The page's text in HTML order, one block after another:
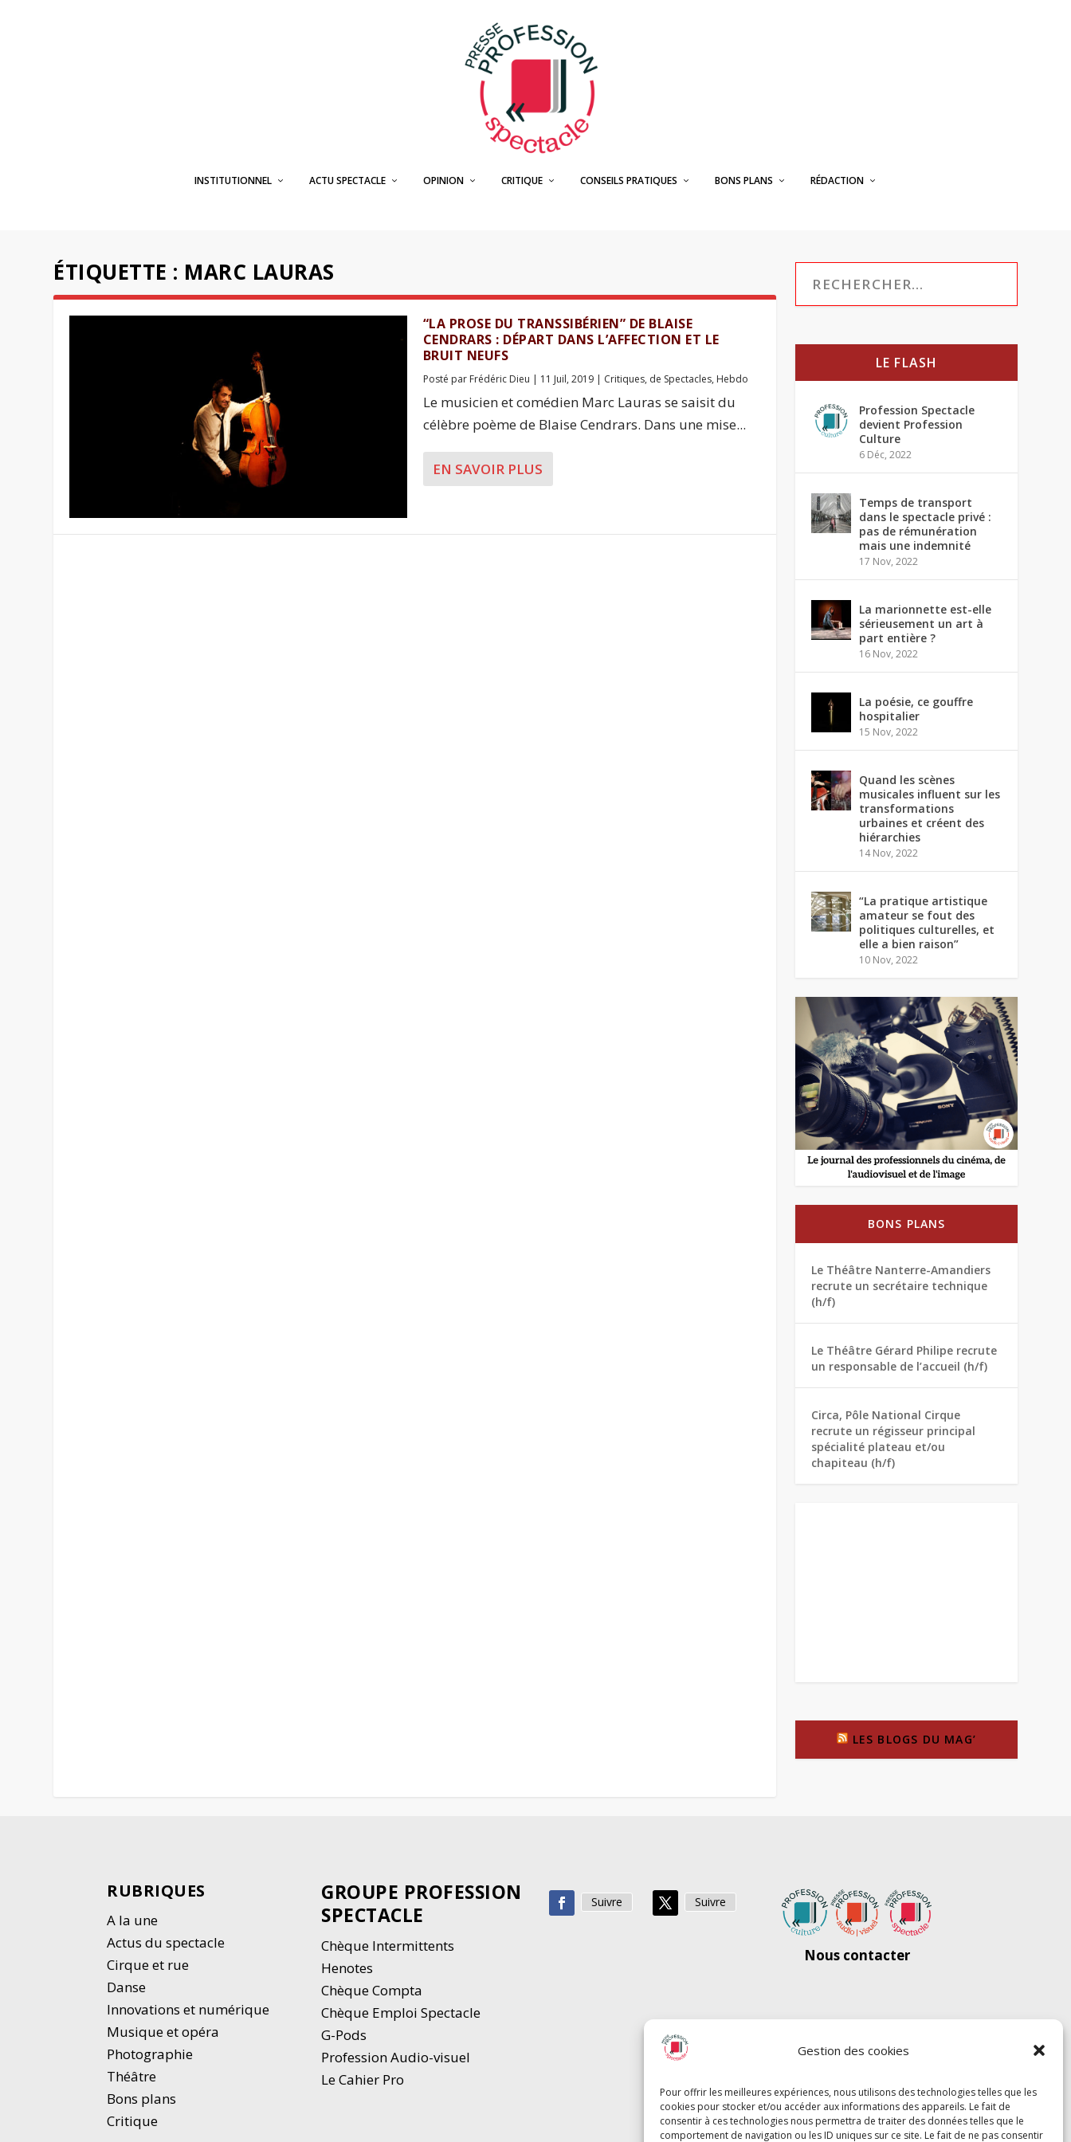
Gestion des cookies
Pour offrir les meilleures expériences, nous utilisons des technologies telles que les
cookies pour stocker et/ou accéder aux informations des appareils. Le fait de
consentir à ces technologies nous permettra de traiter des données telles que le
comportement de navigation ou les ID uniques sur ce site. Le fait de ne pas consentir
INSTITUTIONNEL ACTU SPECTACLE OPINION CRITIQUE CONSEILS PRATIQUES BONS PLANS RÉDACTION
ÉTIQUETTE : MARC LAURAS
“LA PROSE DU TRANSSIBÉRIEN” DE BLAISE
CENDRARS : DÉPART DANS L’AFFECTION ET LE
BRUIT NEUFS
Posté par Frédéric Dieu | 11 Juil, 2019| Critiques, de Spectacles, Hebdo
Le musicien et comédien Marc Lauras se saisit du
célèbre poème de Blaise Cendrars. Dans une mise...
EN SAVOIR PLUS
LE FLASH
Profession Spectacle
devient Profession
Culture
6 Déc, 2022
Temps de transport
dans le spectacle privé :
pas de rémunération
mais une indemnité
17 Nov, 2022
La marionnette est-elle
sérieusement un art à
part entière ?
16 Nov, 2022
La poésie, ce gouffre
hospitalier
15 Nov, 2022
Quand les scènes
musicales influent sur les
transformations
urbaines et créent des
hiérarchies
14 Nov, 2022
“La pratique artistique
amateur se fout des
politiques culturelles, et
elle a bien raison”
10 Nov, 2022
BONS PLANS
Le Théâtre Nanterre-Amandiers
recrute un secrétaire technique
(h/f)
Le Théâtre Gérard Philipe recrute
un responsable de l’accueil (h/f)
Circa, Pôle National Cirque
recrute un régisseur principal
spécialité plateau et/ou
chapiteau (h/f)
LES BLOGS DU MAG’
RUBRIQUES
A la une
Actus du spectacle
Cirque et rue
Danse
Innovations et numérique
Musique et opéra
Photographie
Théâtre
Bons plans
Critique
GROUPE PROFESSION
SPECTACLE
Chèque Intermittents
Henotes
Chèque Compta
Chèque Emploi Spectacle
G-Pods
Profession Audio-visuel
Le Cahier Pro
Suivre Suivre
Nous contacter